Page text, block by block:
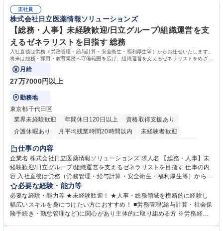
でも質問・相談できる環境が整っているため、安心して成長できます。 募
集職種 【森ビルG】人事・総務◆賞与5ヶ月◆年休120日◆残業少なめ◆
リモート可
務に挑戦できるため、自身の成長と組織への貢献度をダイレクトに実感で
きます。 残業少なめ、週1日リモート可など、ワークライフバランスを保
ち長期活躍できる環境です。 「これまでの幅広い経験を活かし、長期的な
キャリアを築きたい」という前向きな意欲と挑戦を全力で応援します。 学
歴・資格 学歴：大学院 大学 高専 短大 専修学校 高校 語学力： 資格：日商
簿記検定1級 日商簿記検定2級 日商簿記検定3級
正社員
株式会社日立医薬情報ソリューションズ
【総務・人事】未経験歓迎/日立グループ/組織運営を支
えるゼネラリストを目指す 総務
入社直後は労務（労務管理・給与計算・安全衛生・福利厚生等）からお任せいたします。
将来は総務・採用・教育業務へ守備範囲を広げ、組織運営を支えるゼネラリストをめざせ
ます。
月給
27万7000円以上
勤務地
東京都千代田区
業界未経験歓迎
年間休日120日以上
資格取得支援あり
介護休暇あり
月平均残業時間20時間以内
未経験者歓迎
住宅手当あり
育休あり
完全週休2日制 交通費支給 土日祝休み 寮・社宅あり
仕事の内容
企業名 株式会社日立医薬情報ソリューションズ 求人名 【総務・人事】未
経験歓迎/日立グループ/組織運営を支えるゼネラリストを目指す 仕事の内
容 入社直後は労務（労務管理・給与計算・安全衛生・福利厚生等）からお
任せいたします。将来は総務・採用・教育業務へ守備範囲を広げ、組織運
営を支えるゼネラリストをめざせます。 ・初期業務：労働時間管理、給与
計算、社会保険対応、福利厚生管理、安全衛生、健康経営推進等をお任せ
します。ご経験に応じて、休職者管理など、幅広く経験を積んでいただき
必要な経験・能力等
必要な経験・能力等 ★未経験歓迎！ ★人事・総務領域を横断的に経験し
幅広いスキルを身につけたい方におすすめ！ ■労務管理(給与計算・社会保
険手続き・勤怠管理など)に関心があり主体的に取り組める方 ※労務経験